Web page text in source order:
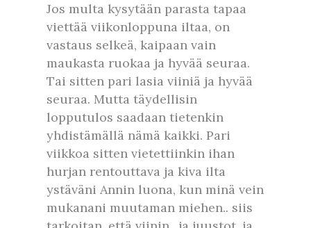
Jos multa kysytään parasta tapaa
viettää viikonloppuna iltaa, on
vastaus selkeä, kaipaan vain
maukasta ruokaa ja hyvää seuraa.
Tai sitten pari lasia viiniä ja hyvää
seuraa. Mutta täydellisin
lopputulos saadaan tietenkin
yhdistämällä nämä kaikki. Pari
viikkoa sitten vietettiinkin ihan
hurjan rentouttava ja kiva ilta
ystäväni Annin luona, kun minä vein
mukanani muutaman miehen.. siis